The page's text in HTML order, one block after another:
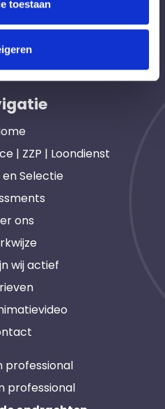
toestaan
voor
freelance en ZZP
Ook loondienst.
| ZZP | Loondienst
Selectie
ons
wij actief
professional
professional